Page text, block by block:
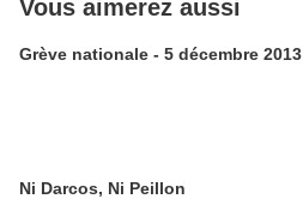
Vous aimerez aussi
Grève nationale - 5 décembre 2013
Ni Darcos, Ni Peillon